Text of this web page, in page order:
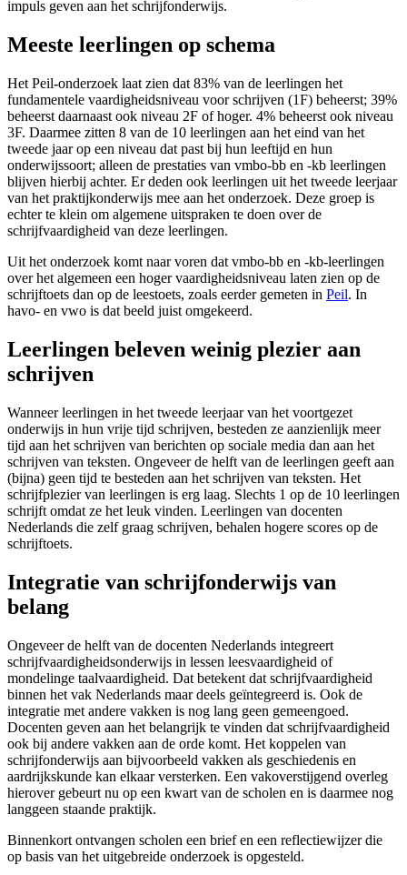
impuls geven aan het schrijfonderwijs.
Meeste leerlingen op schema
Het Peil-onderzoek laat zien dat 83% van de leerlingen het
fundamentele vaardigheidsniveau voor schrijven (1F) beheerst; 39%
beheerst daarnaast ook niveau 2F of hoger. 4% beheerst ook niveau
3F. Daarmee zitten 8 van de 10 leerlingen aan het eind van het
tweede jaar op een niveau dat past bij hun leeftijd en hun
onderwijssoort; alleen de prestaties van vmbo-bb en -kb leerlingen
blijven hierbij achter. Er deden ook leerlingen uit het tweede leerjaar
van het praktijkonderwijs mee aan het onderzoek. Deze groep is
echter te klein om algemene uitspraken te doen over de
schrijfvaardigheid van deze leerlingen.
Uit het onderzoek komt naar voren dat vmbo-bb en -kb-leerlingen
over het algemeen een hoger vaardigheidsniveau laten zien op de
schrijftoets dan op de leestoets, zoals eerder gemeten in Peil. In
havo- en vwo is dat beeld juist omgekeerd.
Leerlingen beleven weinig plezier aan
schrijven
Wanneer leerlingen in het tweede leerjaar van het voortgezet
onderwijs in hun vrije tijd schrijven, besteden ze aanzienlijk meer
tijd aan het schrijven van berichten op sociale media dan aan het
schrijven van teksten. Ongeveer de helft van de leerlingen geeft aan
(bijna) geen tijd te besteden aan het schrijven van teksten. Het
schrijfplezier van leerlingen is erg laag. Slechts 1 op de 10 leerlingen
schrijft omdat ze het leuk vinden. Leerlingen van docenten
Nederlands die zelf graag schrijven, behalen hogere scores op de
schrijftoets.
Integratie van schrijfonderwijs van
belang
Ongeveer de helft van de docenten Nederlands integreert
schrijfvaardigheidsonderwijs in lessen leesvaardigheid of
mondelinge taalvaardigheid. Dat betekent dat schrijfvaardigheid
binnen het vak Nederlands maar deels geïntegreerd is. Ook de
integratie met andere vakken is nog lang geen gemeengoed.
Docenten geven aan het belangrijk te vinden dat schrijfvaardigheid
ook bij andere vakken aan de orde komt. Het koppelen van
schrijfonderwijs aan bijvoorbeeld vakken als geschiedenis en
aardrijkskunde kan elkaar versterken. Een vakoverstijgend overleg
hierover gebeurt nu op een kwart van de scholen en is daarmee nog
langgeen staande praktijk.
Binnenkort ontvangen scholen een brief en een reflectiewijzer die
op basis van het uitgebreide onderzoek is opgesteld.